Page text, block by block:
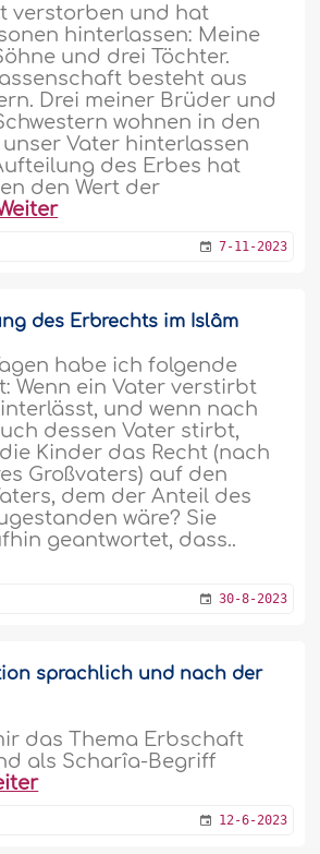
verstorben und hat
hinterlassen: Meine
und drei Töchter.
besteht aus
Drei meiner Brüder und
wohnen in den
Vater hinterlassen
des Erbes hat
den Wert der
7-11-2023
des Erbrechts im Islâm
habe ich folgende
Wenn ein Vater verstirbt
und wenn nach
dessen Vater stirbt,
Kinder das Recht (nach
Großvaters) auf den
dem der Anteil des
wäre? Sie
geantwortet, dass..
30-8-2023
sprachlich und nach der
das Thema Erbschaft
als Scharîa-Begriff
12-6-2023